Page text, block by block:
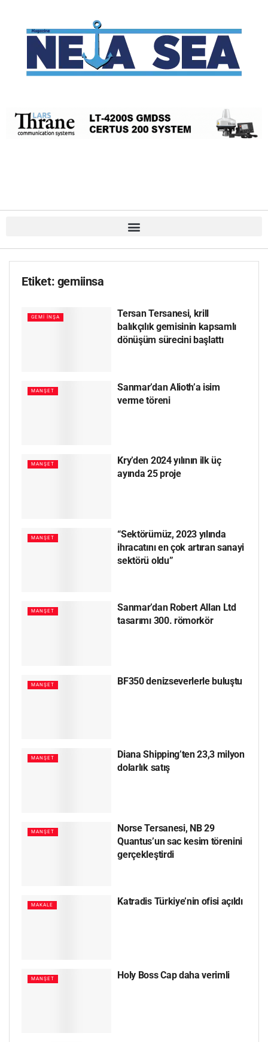
Etiket: gemiinsa
GEMI İNŞA
Tersan Tersanesi, krill
balıkçılık gemisinin kapsamlı
dönüşüm sürecini başlattı
MANŞET
Sanmar’dan Alioth’a isim
verme töreni
MANŞET
Kry’den 2024 yılının ilk üç
ayında 25 proje
MANŞET
“Sektörümüz, 2023 yılında
ihracatını en çok artıran sanayi
sektörü oldu”
MANŞET
Sanmar’dan Robert Allan Ltd
tasarımı 300. römorkör
MANŞET BF350 denizseverlerle buluştu
MANŞET
Diana Shipping’ten 23,3 milyon
dolarlık satış
MANŞET
Norse Tersanesi, NB 29
Quantus’un sac kesim törenini
gerçekleştirdi
MAKALE Katradis Türkiye’nin ofisi açıldı
MANŞET Holy Boss Cap daha verimli